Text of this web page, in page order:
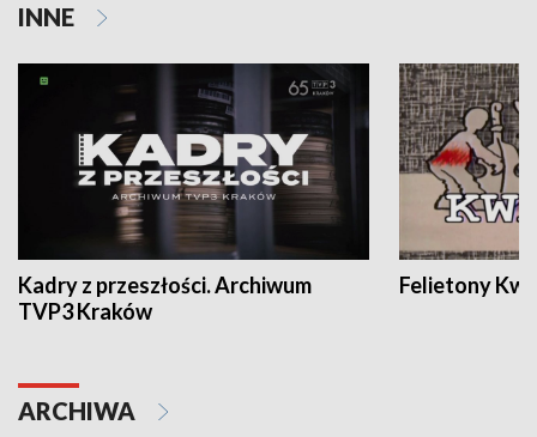
INNE
Kadry z przeszłości. Archiwum
TVP3 Kraków
Felietony
ARCHIWA